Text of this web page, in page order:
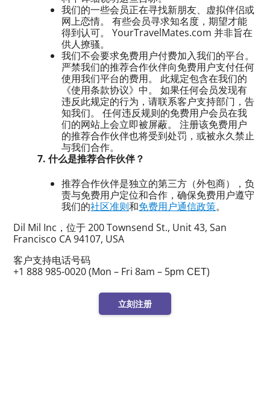
我们的一些会员正在寻找新朋友、虚拟伴侣或
网上恋情。 有些会员寻求知名度，期望才能
得到认可。 YourTravelMates.com 并非旨在
供人撩骚。
我们不会要求免费用户付费加入我们的平台。
严禁我们的推荐合作伙伴向免费用户支付任何
使用我们平台的费用。 此规定包含在我们的
《使用条款协议》中。 如果任何会员发现有
违反此规定的行为，请联系客户支持部门，告
知我们。 任何违反规则的免费用户会员在我
们的网站上会立即被屏蔽。 注册该免费用户
的推荐合作伙伴也将受到处罚，或被永久禁止
与我们合作。
7. 什么是推荐合作伙伴？
推荐合作伙伴是独立的第三方（外包商），负
责与免费用户定位和合作，确保免费用户遵守
我们的社区准则和免费用户通信政策。
Dil Mil Inc，位于 200 Townsend St., Unit 43, San
Francisco CA 94107, USA
客户支持电话号码
+1 888 985-0020 (Mоn – Fri 8аm – 5рm СЕТ)
立刻注册